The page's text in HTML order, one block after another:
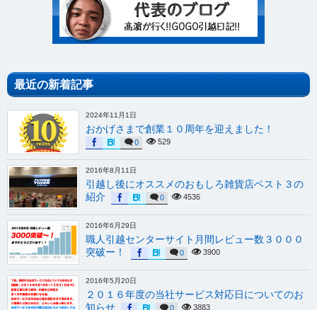
最近の新着記事
2024年11月1日
おかげさまで創業１０周年を迎えました！
0 529
2016年8月11日
引越し後にオススメのおもしろ雑貨店ベスト３の
紹介
0 4536
2016年6月29日
職人引越センターサイト月間レビュー数３０００
突破ー！
0 3900
2016年5月20日
２０１６年度の当社サービス対応日についてのお
知らせ
0 3883